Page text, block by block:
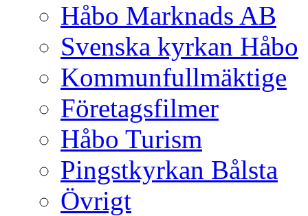
Håbo Marknads AB
Svenska kyrkan Håbo
Kommunfullmäktige
Företagsfilmer
Håbo Turism
Pingstkyrkan Bålsta
Övrigt